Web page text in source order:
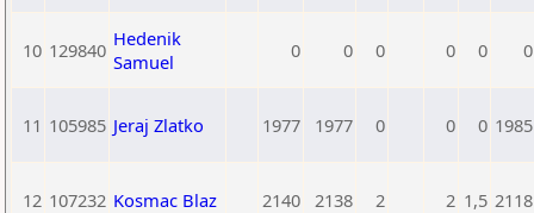
10 129840 Hedenik
Samuel
0 0 0 0 0 0
11 105985 Jeraj Zlatko 1977 1977 0 0 0 1985
12 107232 Kosmac Blaz 2140 2138 2 2 1,5 2118